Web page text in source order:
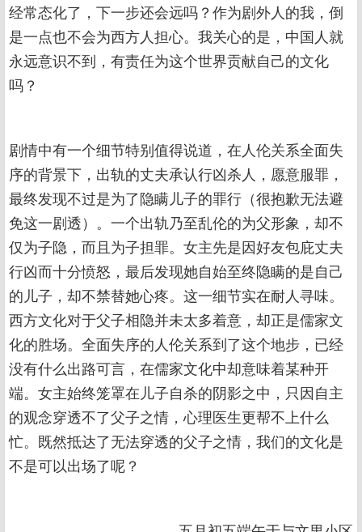
经常态化了，下一步还会远吗？作为剧外人的我，倒
是一点也不会为西方人担心。我关心的是，中国人就
永远意识不到，有责任为这个世界贡献自己的文化
吗？
剧情中有一个细节特别值得说道，在人伦关系全面失
序的背景下，出轨的丈夫承认行凶杀人，愿意服罪，
最终发现不过是为了隐瞒儿子的罪行（很抱歉无法避
免这一剧透）。一个出轨乃至乱伦的为父形象，却不
仅为子隐，而且为子担罪。女主先是因好友包庇丈夫
行凶而十分愤怒，最后发现她自始至终隐瞒的是自己
的儿子，却不禁替她心疼。这一细节实在耐人寻味。
西方文化对于父子相隐并未太多着意，却正是儒家文
化的胜场。全面失序的人伦关系到了这个地步，已经
没有什么出路可言，在儒家文化中却意味着某种开
端。女主始终笼罩在儿子自杀的阴影之中，只因自主
的观念穿透不了父子之情，心理医生更帮不上什么
忙。既然抵达了无法穿透的父子之情，我们的文化是
不是可以出场了呢？